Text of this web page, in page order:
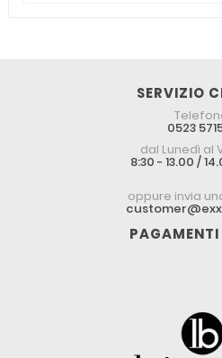
SERVIZIO
0523
dal Lunedì al
8:30 - 13.00 /
oppure invia